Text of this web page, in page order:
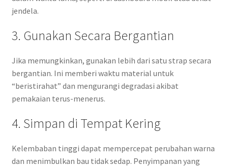
jendela.
3. Gunakan Secara Bergantian
Jika memungkinkan, gunakan lebih dari satu strap secara
bergantian. Ini memberi waktu material untuk
“beristirahat” dan mengurangi degradasi akibat
pemakaian terus-menerus.
4. Simpan di Tempat Kering
Kelembaban tinggi dapat mempercepat perubahan warna
dan menimbulkan bau tidak sedap. Penyimpanan yang